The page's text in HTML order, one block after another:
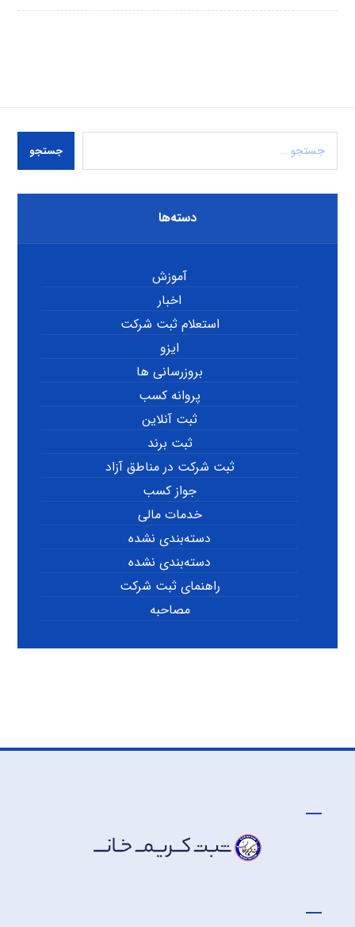
جستجو
دسته‌ها
آموزش
اخبار
استعلام ثبت شرکت
ایزو
بروزرسانی ها
پروانه کسب
ثبت آنلاین
ثبت برند
ثبت شرکت در مناطق آزاد
جواز کسب
خدمات مالی
دسته‌بندی نشده
دسته‌بندی نشده
راهنمای ثبت شرکت
مصاحبه